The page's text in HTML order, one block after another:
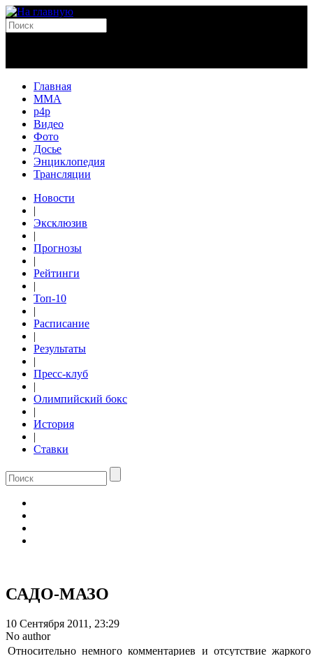
Главная
MMA
p4p
Видео
Фото
Досье
Энциклопедия
Трансляции
Новости
|
Эксклюзив
|
Прогнозы
|
Рейтинги
|
Топ-10
|
Расписание
|
Результаты
|
Пресс-клуб
|
Олимпийский бокс
|
История
|
Ставки
САДО-МАЗО
10 Сентября 2011, 23:29
No author
Относительно немного комментариев и отсутствие